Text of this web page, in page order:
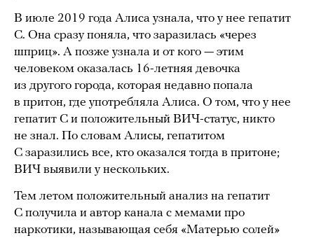
В июле 2019 года Алиса узнала, что у нее гепатит
С. Она сразу поняла, что заразилась «через
шприц». А позже узнала и от кого — этим
человеком оказалась 16-летняя девочка
из другого города, которая недавно попала
в притон, где употребляла Алиса. О том, что у нее
гепатит С и положительный ВИЧ-статус, никто
не знал. По словам Алисы, гепатитом
С заразились все, кто оказался тогда в притоне;
ВИЧ выявили у нескольких.
Тем летом положительный анализ на гепатит
С получила и автор канала с мемами про
наркотики, называющая себя «Матерью солей»